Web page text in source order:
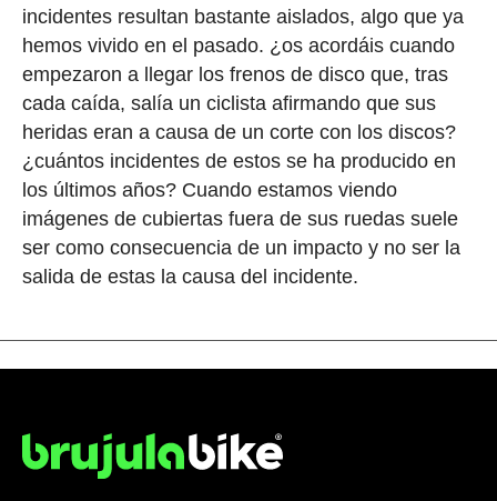
incidentes resultan bastante aislados, algo que ya
hemos vivido en el pasado. ¿os acordáis cuando
empezaron a llegar los frenos de disco que, tras
cada caída, salía un ciclista afirmando que sus
heridas eran a causa de un corte con los discos?
¿cuántos incidentes de estos se ha producido en
los últimos años? Cuando estamos viendo
imágenes de cubiertas fuera de sus ruedas suele
ser como consecuencia de un impacto y no ser la
salida de estas la causa del incidente.